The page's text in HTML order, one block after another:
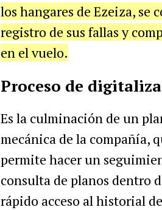
los hangares de Ezeiza, se
registro de sus fallas y
en el vuelo.
Proceso de
Es la culminación de un
mecánica de la compañía,
permite hacer un
consulta de planos dentro
rápido acceso al historial